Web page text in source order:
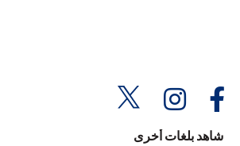
شاهد بلغات أخرى